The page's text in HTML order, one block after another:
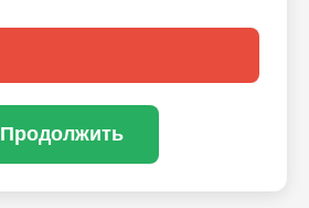
Продолжить